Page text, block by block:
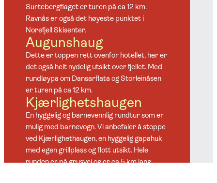
Surtebergflaget er turen på ca 12 km.
Ravnås er også det høyeste punktet i
Norefjell Skisenter.
Augunshaug
Dette er toppen rett ovenfor hotellet, her er
det også helt nydelig utsikt over fjellet. Med
rundløypa om Dansarflata og Storleinåsen
er turen på ca 12 km.
Kjærlighetshaugen
En hyggelig og barnevennlig rundtur som er
mulig med barnevogn. Vi anbefaler å stoppe
ved Kjærlighethaugen, en hyggelig gapahuk
med egen grillplass og flott utsikt. Hele
runden er på grusvei og er ca 5 km lang,